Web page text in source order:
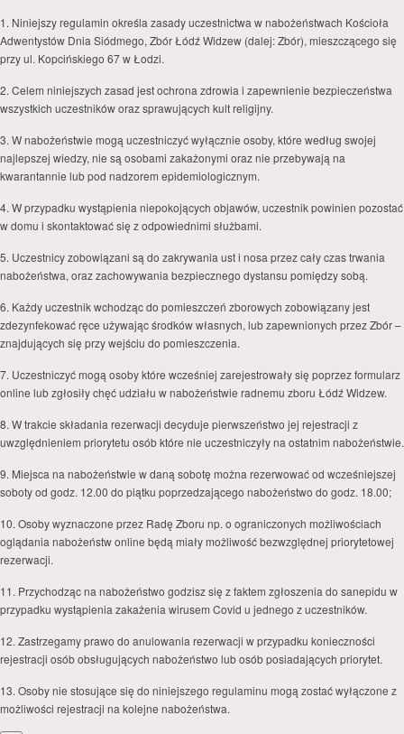
1. Niniejszy regulamin określa zasady uczestnictwa w nabożeństwach Kościoła
Adwentystów Dnia Siódmego, Zbór Łódź Widzew (dalej: Zbór), mieszczącego się
przy ul. Kopcińskiego 67 w Łodzi.
2. Celem niniejszych zasad jest ochrona zdrowia i zapewnienie bezpieczeństwa
wszystkich uczestników oraz sprawujących kult religijny.
3. W nabożeństwie mogą uczestniczyć wyłącznie osoby, które według swojej
najlepszej wiedzy, nie są osobami zakażonymi oraz nie przebywają na
kwarantannie lub pod nadzorem epidemiologicznym.
4. W przypadku wystąpienia niepokojących objawów, uczestnik powinien pozostać
w domu i skontaktować się z odpowiednimi służbami.
5. Uczestnicy zobowiązani są do zakrywania ust i nosa przez cały czas trwania
nabożeństwa, oraz zachowywania bezpiecznego dystansu pomiędzy sobą.
6. Każdy uczestnik wchodząc do pomieszczeń zborowych zobowiązany jest
zdezynfekować ręce używając środków własnych, lub zapewnionych przez Zbór –
znajdujących się przy wejściu do pomieszczenia.
7. Uczestniczyć mogą osoby które wcześniej zarejestrowały się poprzez formularz
online lub zgłosiły chęć udziału w nabożeństwie radnemu zboru Łódź Widzew.
8. W trakcie składania rezerwacji decyduje pierwszeństwo jej rejestracji z
uwzględnieniem priorytetu osób które nie uczestniczyły na ostatnim nabożeństwie.
9. Miejsca na nabożeństwie w daną sobotę można rezerwować od wcześniejszej
soboty od godz. 12.00 do piątku poprzedzającego nabożeństwo do godz. 18.00;
10. Osoby wyznaczone przez Radę Zboru np. o ograniczonych możliwościach
oglądania nabożeństw online będą miały możliwość bezwzględnej priorytetowej
rezerwacji.
11. Przychodząc na nabożeństwo godzisz się z faktem zgłoszenia do sanepidu w
przypadku wystąpienia zakażenia wirusem Covid u jednego z uczestników.
12. Zastrzegamy prawo do anulowania rezerwacji w przypadku konieczności
rejestracji osób obsługujących nabożeństwo lub osób posiadających priorytet.
13. Osoby nie stosujące się do niniejszego regulaminu mogą zostać wyłączone z
możliwości rejestracji na kolejne nabożeństwa.